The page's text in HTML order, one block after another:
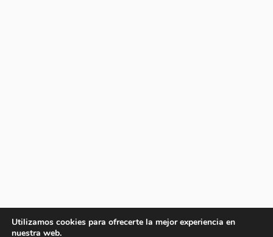
Utilizamos cookies para ofrecerte la mejor experiencia en
nuestra web.